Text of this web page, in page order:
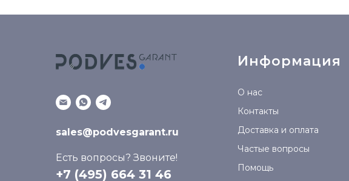
sales@podvesgarant.ru
Есть вопросы? Звоните!
+7 (495) 664 31 46
Информация
О нас
Контакты
Доставка и оплата
Частые вопросы
Помощь